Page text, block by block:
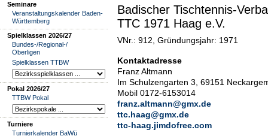
Seminare
Veranstaltungskalender Baden-
Württemberg
Spielklassen 2026/27
Bundes-/Regional-/
Oberligen
Spielklassen TTBW
Pokal 2026/27
TTBW Pokal
Turniere
Turnierkalender BaWü
Badischer Tischtennis-
TTC 1971 Haag e.V.
VNr.: 912, Gründungsjahr: 1971
Kontaktadresse
Franz Altmann
Im Schulzengarten 3, 69151
Mobil 0172-6153014
franz.altmann@gmx.de
ttc.haag@gmx.de
ttc-haag.jimdofree.com